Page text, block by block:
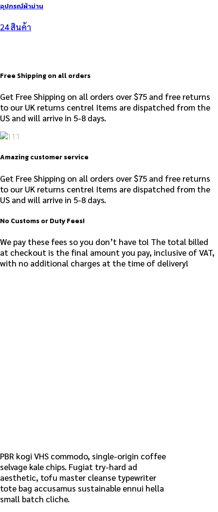
อุปกรณ์ผ้าม่าน
24 สินค้า
Free Shipping on all orders
Get Free Shipping on all orders over $75 and free returns
to our UK returns centre! Items are dispatched from the
US and will arrive in 5-8 days.
Amazing customer service
Get Free Shipping on all orders over $75 and free returns
to our UK returns centre! Items are dispatched from the
US and will arrive in 5-8 days.
No Customs or Duty Fees!
We pay these fees so you don’t have to! The total billed
at checkout is the final amount you pay, inclusive of VAT,
with no additional charges at the time of delivery!
PBR kogi VHS commodo, single-origin coffee
selvage kale chips. Fugiat try-hard ad
aesthetic, tofu master cleanse typewriter
tote bag accusamus sustainable ennui hella
small batch cliche.